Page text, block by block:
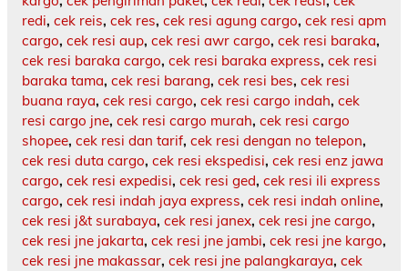
redi, cek reis, cek res, cek resi agung cargo, cek resi apm
cargo, cek resi aup, cek resi awr cargo, cek resi baraka,
cek resi baraka cargo, cek resi baraka express, cek resi
baraka tama, cek resi barang, cek resi bes, cek resi
buana raya, cek resi cargo, cek resi cargo indah, cek
resi cargo jne, cek resi cargo murah, cek resi cargo
shopee, cek resi dan tarif, cek resi dengan no telepon,
cek resi duta cargo, cek resi ekspedisi, cek resi enz jawa
cargo, cek resi expedisi, cek resi ged, cek resi ili express
cargo, cek resi indah jaya express, cek resi indah online,
cek resi j&t surabaya, cek resi janex, cek resi jne cargo,
cek resi jne jakarta, cek resi jne jambi, cek resi jne kargo,
cek resi jne makassar, cek resi jne palangkaraya, cek